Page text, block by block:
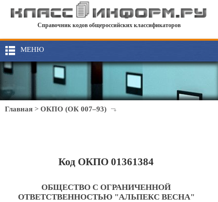
Справочник кодов общероссийских классификаторов
МЕНЮ
Главная > ОКПО (ОК 007–93)
Код ОКПО 01361384
ОБЩЕСТВО С ОГРАНИЧЕННОЙ
ОТВЕТСТВЕННОСТЬЮ "АЛЬПЕКС ВЕСНА"